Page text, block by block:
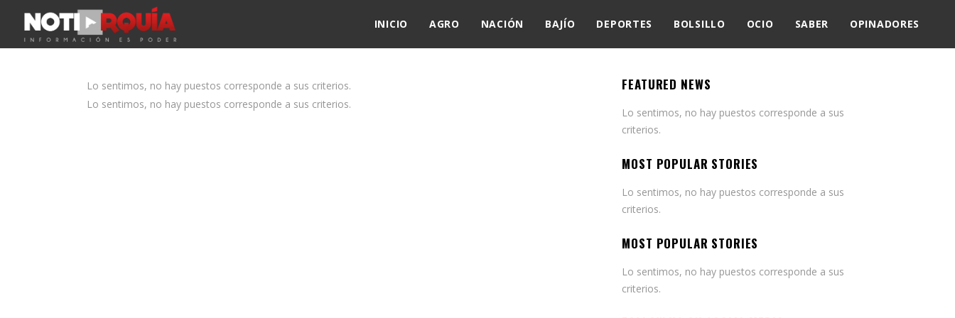
INICIO AGRO NACIÓN BAJÍO DEPORTES BOLSILLO OCIO SABER OPINADORES
Lo sentimos, no hay puestos corresponde a sus criterios.
Lo sentimos, no hay puestos corresponde a sus criterios.
FEATURED NEWS
Lo sentimos, no hay puestos corresponde a sus
criterios.
MOST POPULAR STORIES
Lo sentimos, no hay puestos corresponde a sus
criterios.
MOST POPULAR STORIES
Lo sentimos, no hay puestos corresponde a sus
criterios.